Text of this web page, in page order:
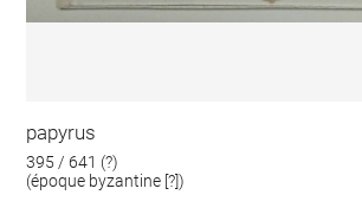
papyrus
395 / 641 (?)
(époque byzantine [?])